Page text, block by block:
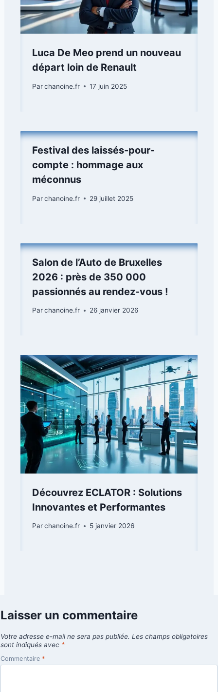
Luca De Meo prend un nouveau
départ loin de Renault
Parchanoine.fr 17 juin 2025
Festival des laissés-pour-
compte : hommage aux
méconnus
Parchanoine.fr 29 juillet 2025
Salon de l’Auto de Bruxelles
2026 : près de 350 000
passionnés au rendez-vous !
Parchanoine.fr 26 janvier 2026
Découvrez ECLATOR : Solutions
Innovantes et Performantes
Parchanoine.fr 5 janvier 2026
Laisser un commentaire
Votre adresse e-mail ne sera pas publiée. Les champs obligatoires
sont indiqués avec *
Commentaire *